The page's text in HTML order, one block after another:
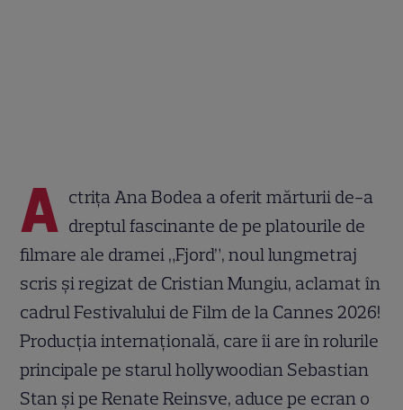
A ctrița Ana Bodea a oferit mărturii de-a
dreptul fascinante de pe platourile de
filmare ale dramei „Fjord”, noul lungmetraj
scris și regizat de Cristian Mungiu, aclamat în
cadrul Festivalului de Film de la Cannes 2026!
Producția internațională, care îi are în rolurile
principale pe starul hollywoodian Sebastian
Stan și pe Renate Reinsve, aduce pe ecran o